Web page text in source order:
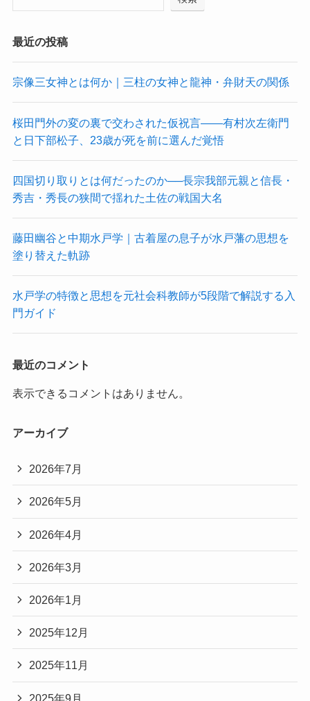
最近の投稿
宗像三女神とは何か｜三柱の女神と龍神・弁財天の関係
桜田門外の変の裏で交わされた仮祝言——有村次左衛門
と日下部松子、23歳が死を前に選んだ覚悟
四国切り取りとは何だったのか──長宗我部元親と信長・
秀吉・秀長の狭間で揺れた土佐の戦国大名
藤田幽谷と中期水戸学｜古着屋の息子が水戸藩の思想を
塗り替えた軌跡
水戸学の特徴と思想を元社会科教師が5段階で解説する入
門ガイド
最近のコメント
表示できるコメントはありません。
アーカイブ
2026年7月
2026年5月
2026年4月
2026年3月
2026年1月
2025年12月
2025年11月
2025年9月